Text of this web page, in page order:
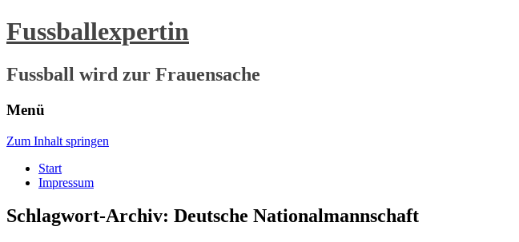
Fussballexpertin
Fussball wird zur Frauensache
Menü
Zum Inhalt springen
Start
Impressum
Schlagwort-Archiv: Deutsche Nationalmannschaft